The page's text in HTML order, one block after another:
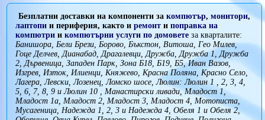
Безплатни доставки на компоненти за компютър, монитори,
лаптопии периферия, както и ремонти поправка на
компютрии компютърни услуги по домоветеза кварталите:
Банишора, Бели Брези, Борово, Бъкстон, Витоша, Гео Милев,
Гоце Делчев, Дианабад, Драгалевци, Дружба, Дружба 1, Дружба
2, Дървеница, Западен Парк, Зона Б18, Б19, Б5, Иван Вазов,
Изгрев, Изток, Илиенци, Княжево, Красна Поляна, Красно Село,
Лагера, Левски, Лозенец, Ломско шосе, Люлин: Люлин 1 , 2, 3, 4,
5, 6, 7, 8, 9 и Люлин 10 , Манастирски ливади, Младост 1,
Младост 1а, Младост 2, Младост 3, Младост 4, Мотописта,
Мусагеница, Надежда 1, 2, 3 и Надежда 4, Обеля 1 и Обеля 2,